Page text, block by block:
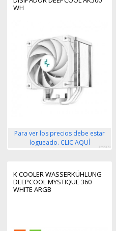
WH
Para ver los precios debe estar
logueado. CLIC AQUÍ
159909
K COOLER WASSERKÜHLUNG
DEEPCOOL MYSTIQUE 360
WHITE ARGB